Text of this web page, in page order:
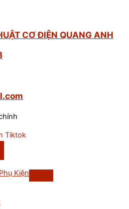
CƠ ĐIỆN QUANG ANH
Tiktok
Kiện